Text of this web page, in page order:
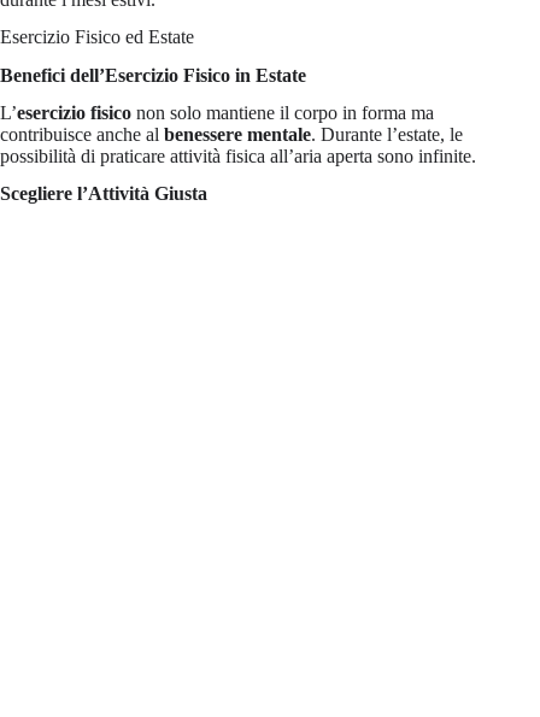
Esercizio Fisico ed Estate
Benefici dell’Esercizio Fisico in Estate
L’esercizio fisico non solo mantiene il corpo in forma ma
contribuisce anche al benessere mentale. Durante l’estate, le
possibilità di praticare attività fisica all’aria aperta sono infinite.
Scegliere l’Attività Giusta